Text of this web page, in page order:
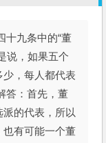
十九条中的“董
说，如果五个
少，每人都代表
答：首先，董
的代表，所以
也有可能一个董